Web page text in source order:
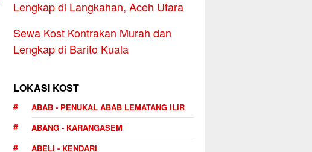
Lengkap di Langkahan, Aceh Utara
Sewa Kost Kontrakan Murah dan
Lengkap di Barito Kuala
LOKASI KOST
ABAB - PENUKAL ABAB LEMATANG ILIR
ABANG - KARANGASEM
ABELI - KENDARI